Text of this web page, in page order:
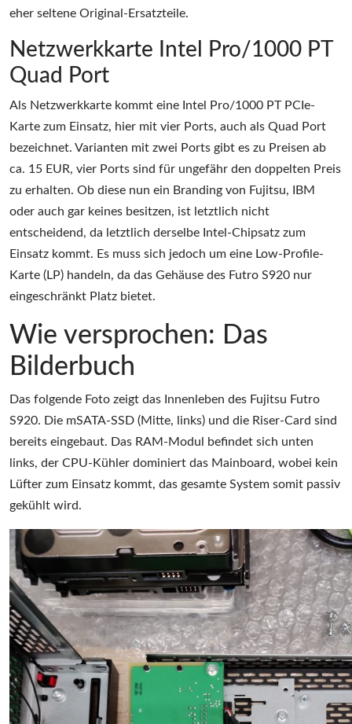
eher seltene Original-Ersatzteile.
Netzwerkkarte Intel Pro/1000 PT
Quad Port
Als Netzwerkkarte kommt eine Intel Pro/1000 PT PCIe-
Karte zum Einsatz, hier mit vier Ports, auch als Quad Port
bezeichnet. Varianten mit zwei Ports gibt es zu Preisen ab
ca. 15 EUR, vier Ports sind für ungefähr den doppelten Preis
zu erhalten. Ob diese nun ein Branding von Fujitsu, IBM
oder auch gar keines besitzen, ist letztlich nicht
entscheidend, da letztlich derselbe Intel-Chipsatz zum
Einsatz kommt. Es muss sich jedoch um eine Low-Profile-
Karte (LP) handeln, da das Gehäuse des Futro S920 nur
eingeschränkt Platz bietet.
Wie versprochen: Das
Bilderbuch
Das folgende Foto zeigt das Innenleben des Fujitsu Futro
S920. Die mSATA-SSD (Mitte, links) und die Riser-Card sind
bereits eingebaut. Das RAM-Modul befindet sich unten
links, der CPU-Kühler dominiert das Mainboard, wobei kein
Lüfter zum Einsatz kommt, das gesamte System somit passiv
gekühlt wird.